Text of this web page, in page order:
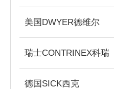
美国DWYER德维尔
瑞士CONTRINEX科瑞
德国SICK西克